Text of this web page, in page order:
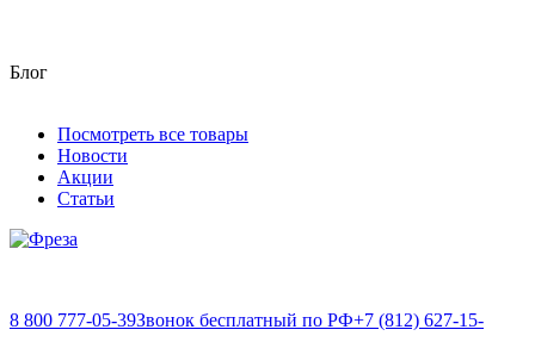
Блог
Посмотреть все товары
Новости
Акции
Статьи
8 800 777-05-39Звонок бесплатный по РФ+7 (812) 627-15-